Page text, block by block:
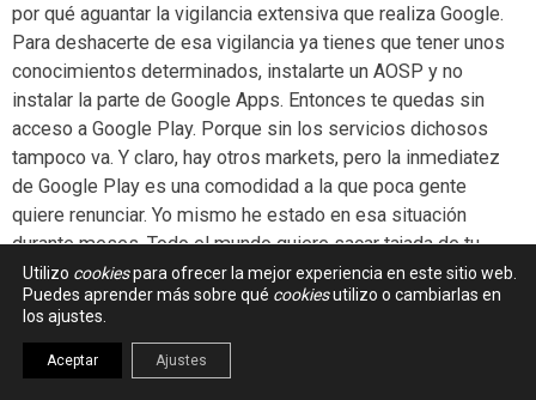
por qué aguantar la vigilancia extensiva que realiza Google.
Para deshacerte de esa vigilancia ya tienes que tener unos
conocimientos determinados, instalarte un AOSP y no
instalar la parte de Google Apps. Entonces te quedas sin
acceso a Google Play. Porque sin los servicios dichosos
tampoco va. Y claro, hay otros markets, pero la inmediatez
de Google Play es una comodidad a la que poca gente
quiere renunciar. Yo mismo he estado en esa situación
durante meses. Todo el mundo quiere sacar tajada de tu
móvil y me parece injusto. El smartphone no es mas que
un ordenador de bolsillo. ¿Por qué tienen que explotarlo
tanto? ¿Por qué todo el mundo quiere tus datos? Encima el
usuario está más desprotegido porque no controla lo
Utilizo cookiespara ofrecer la mejor experiencia en este sitio web.
Puedes aprender más sobre qué cookiesutilizo o cambiarlas en
los ajustes.
Aceptar Ajustes